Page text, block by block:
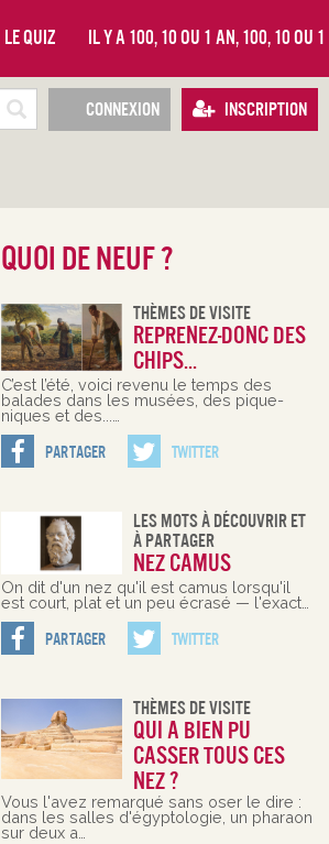
Le quiz Il y a 100, 10 ou 1 an, 100, 10 ou
Connexion Inscription
Quoi de neuf ?
Thèmes De Visite
Reprenez-donc des
chips...
C’est l’été, voici revenu le temps des
balades dans les musées, des pique-
niques et des...…
Partager Twitter
Les Mots À Découvrir Et
À Partager
Nez camus
On dit d'un nez qu'il est camus lorsqu'il
est court, plat et un peu écrasé — l'exact…
Partager Twitter
Thèmes De Visite
Qui a bien pu
casser tous ces
nez ?
Vous l'avez remarqué sans oser le dire :
dans les salles d'égyptologie, un pharaon
sur deux a…